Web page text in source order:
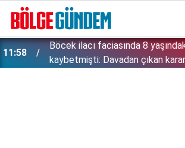
11:58
Böcek ilacı faciasında 8
kaybetmişti: Davadan çıkan